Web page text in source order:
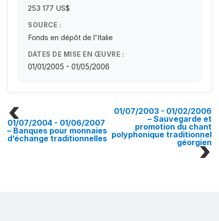
253 177 US$
SOURCE :
Fonds en dépôt de l'Italie
DATES DE MISE EN ŒUVRE :
01/01/2005 - 01/05/2006
01/07/2004 - 01/06/2007
– Banques pour monnaies
d’échange traditionnelles
01/07/2003 - 01/02/2006
– Sauvegarde et
promotion du chant
polyphonique traditionnel
géorgien